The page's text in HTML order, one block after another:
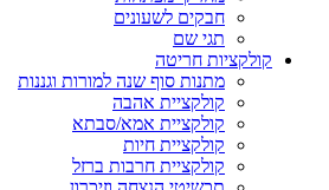
חבקים לשעונים
תגי שם
קולקציות חריטה
מתנות סוף שנה למורות וגננות
קולקציית אהבה
קולקציית אמא/סבתא
קולקציית חיות
קולקציית חרבות ברזל